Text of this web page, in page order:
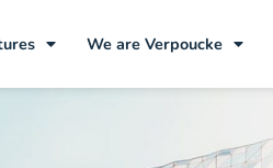
We are Verpoucke